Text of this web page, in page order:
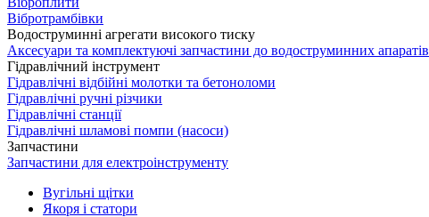
Вібротрамбівки
Водоструминні агрегати високого тиску
Аксесуари та комплектуючі запчастини до водоструминних апаратів
Гідравлічний інструмент
Гідравлічні відбійні молотки та бетоноломи
Гідравлічні ручні різчики
Гідравлічні станції
Гідравлічні шламові помпи (насоси)
Запчастини
Запчастини для електроінструменту
Вугільні щітки
Якоря і статори